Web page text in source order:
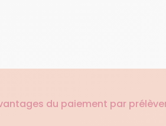
du paiement par